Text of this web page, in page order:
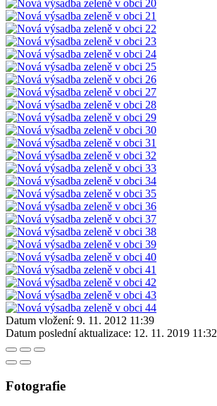
Datum vložení: 9. 11. 2012 11:39
Datum poslední aktualizace: 12. 11. 2019 11:32
Fotografie